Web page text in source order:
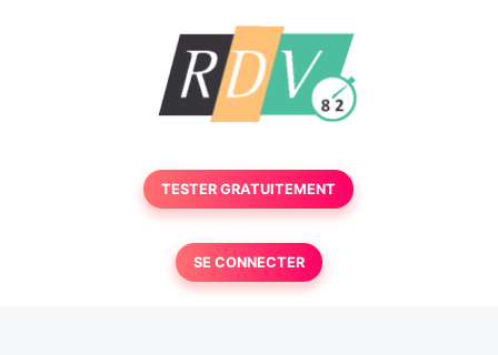
TESTER GRATUITEMENT
SE CONNECTER